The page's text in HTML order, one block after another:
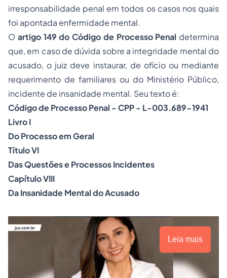
irresponsabilidade penal em todos os casos nos quais
foi apontada enfermidade mental.
O artigo 149 do Código de Processo Penal determina
que, em caso de dúvida sobre a integridade mental do
acusado, o juiz deve instaurar, de ofício ou mediante
requerimento de familiares ou do Ministério Público,
incidente de insanidade mental. Seu texto é:
Código de Processo Penal - CPP - L-003.689-1941
Livro I
Do Processo em Geral
Título VI
Das Questões e Processos Incidentes
Capítulo VIII
Da Insanidade Mental do Acusado
Leia mais